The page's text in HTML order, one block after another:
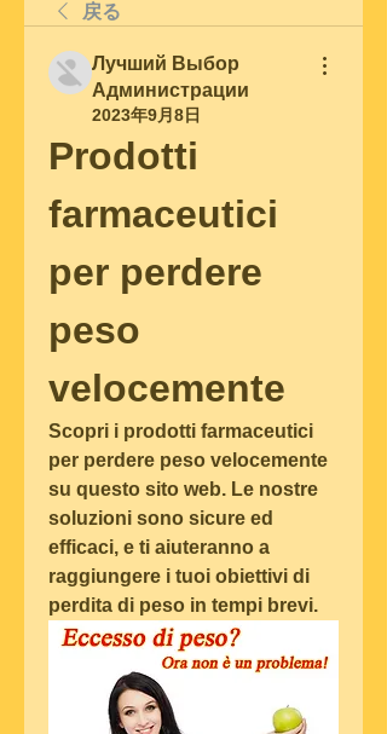
戻る
Лучший Выбор
Администрации
2023年9月8日
Prodotti
farmaceutici
per perdere
peso
velocemente
Scopri i prodotti farmaceutici
per perdere peso velocemente
su questo sito web. Le nostre
soluzioni sono sicure ed
efficaci, e ti aiuteranno a
raggiungere i tuoi obiettivi di
perdita di peso in tempi brevi.